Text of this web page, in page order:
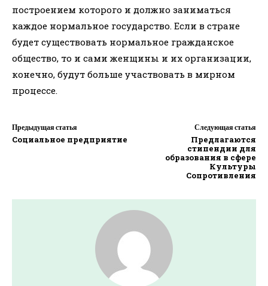
построением которого и должно заниматься
каждое нормальное государство. Если в стране
будет существовать нормальное гражданское
общество, то и сами женщины и их организации,
конечно, будут больше участвовать в мирном
процессе.
Предыдущая статья
Социальное предприятие
Следующая статья
Предлагаются
стипендии для
образования в сфере
Культуры
Сопротивления